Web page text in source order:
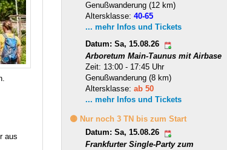
aus
Genußwanderung (12 km)
Altersklasse:40-65
... mehr Infos und Tickets
Datum: Sa, 15.08.26
Arboretum Main-Taunus mit Airbase
Zeit: 13:00 - 17:45 Uhr
Genußwanderung (8 km)
Altersklasse:ab 50
... mehr Infos und Tickets
🟡 Nur noch 3 TN bis zum Start
Datum: Sa, 15.08.26
Frankfurter Single-Party zum